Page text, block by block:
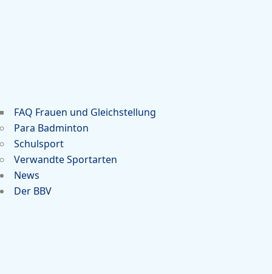
FAQ Frauen und Gleichstellung
Para Badminton
Schulsport
Verwandte Sportarten
News
Der BBV